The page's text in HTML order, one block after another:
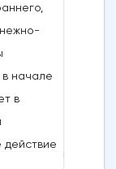
начале
в
действие